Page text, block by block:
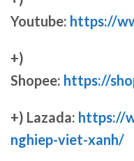
Youtube: https://
+)
Shopee: https://
+) Lazada: https://
nghiep-viet-xanh/